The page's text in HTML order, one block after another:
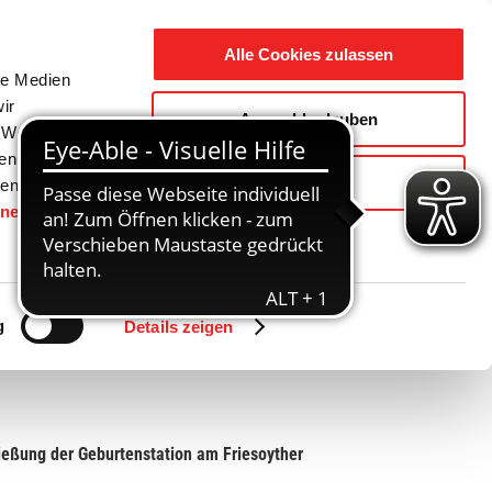
Medien
Daten
gesetzt.
Details zeigen
Alle Cookies zulassen
Auswahl erlauben
Ablehnen
Gemeinde / Geschichte
Zurück
der Geburtenstation am Friesoyther